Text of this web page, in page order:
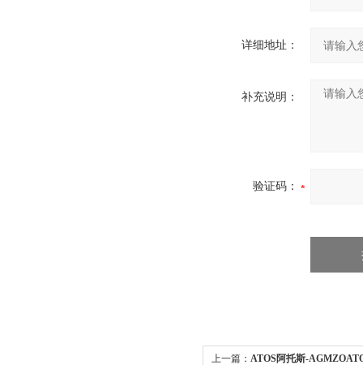
详细地址：
补充说明：
验证码：
上一篇： ATOS阿托斯-